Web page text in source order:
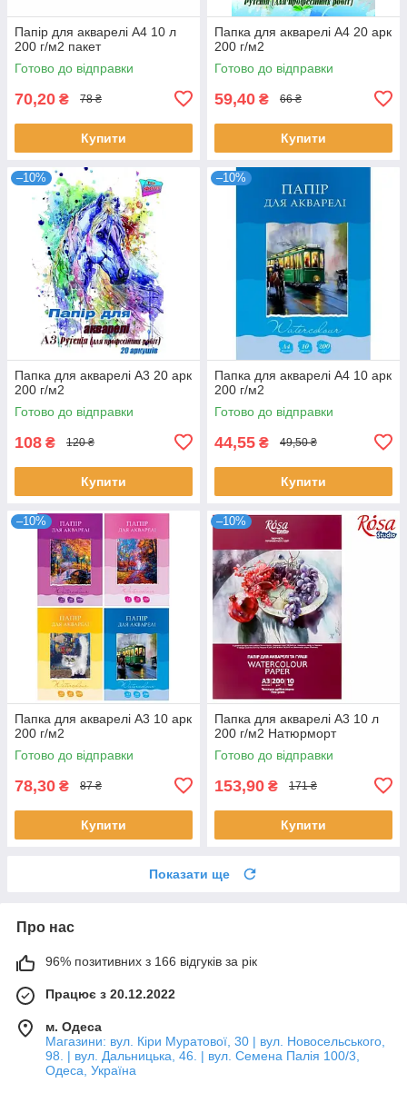
Папір для акварелі А4 10 л
200 г/м2 пакет
Готово до відправки
70,20 ₴ 78 ₴
Купити
Папка для акварелі А4 20 арк
200 г/м2
Готово до відправки
59,40 ₴ 66 ₴
Купити
–10%
Папка для акварелі А3 20 арк
200 г/м2
Готово до відправки
108 ₴ 120 ₴
Купити
–10%
Папка для акварелі А4 10 арк
200 г/м2
Готово до відправки
44,55 ₴ 49,50 ₴
Купити
–10%
Папка для акварелі А3 10 арк
200 г/м2
Готово до відправки
78,30 ₴ 87 ₴
Купити
–10%
Папка для акварелі А3 10 л
200 г/м2 Натюрморт
Готово до відправки
153,90 ₴ 171 ₴
Купити
Показати ще
Про нас
96% позитивних з 166 відгуків за рік
Працює з 20.12.2022
м. Одеса
Магазини: вул. Кіри Муратової, 30 | вул. Новосельського,
98. | вул. Дальницька, 46. | вул. Семена Палія 100/3,
Одеса, Україна